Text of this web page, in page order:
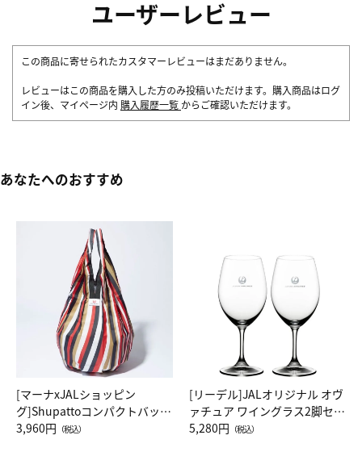
ユーザーレビュー
この商品に寄せられたカスタマーレビューはまだありません。
レビューはこの商品を購入した方のみ投稿いただけます。購入商品はログ
イン後、マイページ内 購入履歴一覧 からご確認いただけます。
あなたへのおすすめ
[マーナxJALショッピン
グ]Shupattoコンパクトバッグ
Drop JAL客室乗務員（LC）ス
3,960円 （税込）
[リーデル]JALオリジナル オヴ
ァチュア ワイングラス2脚セッ
ト（レッドワイン）
5,280円 （税込）